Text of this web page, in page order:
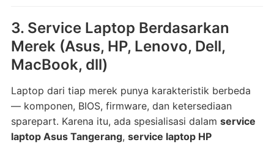
3. Service Laptop Berdasarkan
Merek (Asus, HP, Lenovo, Dell,
MacBook, dll)
Laptop dari tiap merek punya karakteristik berbeda
— komponen, BIOS, firmware, dan ketersediaan
sparepart. Karena itu, ada spesialisasi dalam service
laptop Asus Tangerang, service laptop HP